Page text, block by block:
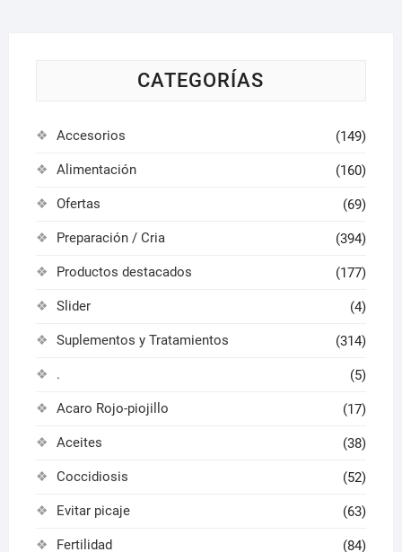
la
CATEGORÍAS
Accesorios (149)
Alimentación (160)
Ofertas (69)
Preparación / Cria (394)
Productos destacados (177)
Slider (4)
Suplementos y Tratamientos (314)
. (5)
Acaro Rojo-piojillo (17)
Aceites (38)
Coccidiosis (52)
Evitar picaje (63)
Fertilidad (84)